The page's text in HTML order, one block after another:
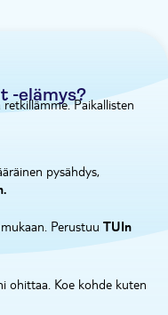
-elämys?Paikallisten
pysähdys,
Perustuu TUIn
ohittaa. Koe kohde kuten